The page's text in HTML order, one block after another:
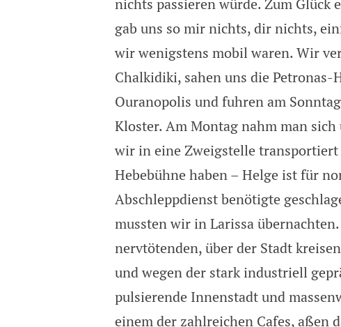
nichts passieren würde. Zum Glück
gab uns so mir nichts, dir nichts,
wir wenigstens mobil waren. Wir
Chalkidiki, sahen uns die
Ouranopolis und fuhren am
Kloster. Am Montag nahm man
wir in eine Zweigstelle transportiert
Hebebühne haben – Helge ist für
Abschleppdienst benötigte
mussten wir in Larissa
nervtötenden, über der Stadt
und wegen der stark industriell
pulsierende Innenstadt und
einem der zahlreichen Cafes, aßen